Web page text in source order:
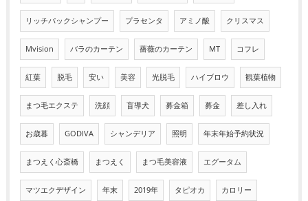
リッチパックシャンプー プラセンタ アミノ酸 クリスマス
Mvision バラのカーテン 薔薇のカーテン MT コフレ
紅葉 脱毛 安い 美容 光脱毛 ハイブロウ 観葉植物
まつ毛エクステ 洗顔 盲導犬 募金箱 募金 差し入れ
お歳暮 GODIVA シャンデリア 照明 年末年始予約状況
まつえく心斎橋 まつえく まつ毛美容液 エグータム
マツエクデザイン 年末 2019年 タピオカ カロリー